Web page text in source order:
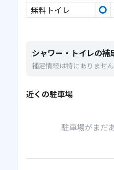
無料トイレ
シャワー・トイレの補
補足情報は特にありません
近くの駐車場
駐車場がまだ